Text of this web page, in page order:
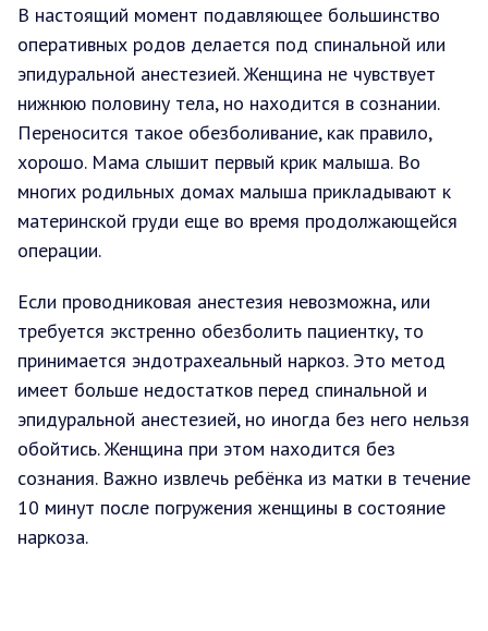
В настоящий момент подавляющее большинство
оперативных родов делается под спинальной или
эпидуральной анестезией. Женщина не чувствует
нижнюю половину тела, но находится в сознании.
Переносится такое обезболивание, как правило,
хорошо. Мама слышит первый крик малыша. Во
многих родильных домах малыша прикладывают к
материнской груди еще во время продолжающейся
операции.
Если проводниковая анестезия невозможна, или
требуется экстренно обезболить пациентку, то
принимается эндотрахеальный наркоз. Это метод
имеет больше недостатков перед спинальной и
эпидуральной анестезией, но иногда без него нельзя
обойтись. Женщина при этом находится без
сознания. Важно извлечь ребёнка из матки в течение
10 минут после погружения женщины в состояние
наркоза.